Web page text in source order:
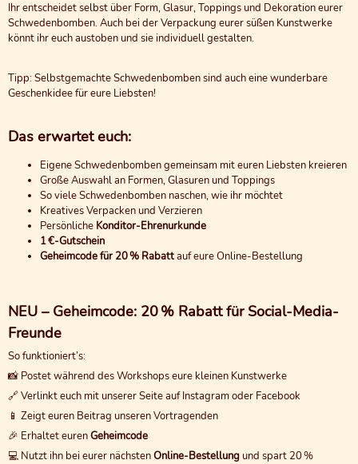
Ihr entscheidet selbst über Form, Glasur, Toppings und Dekoration eurer
Schwedenbomben. Auch bei der Verpackung eurer süßen Kunstwerke
könnt ihr euch austoben und sie individuell gestalten.
Tipp: Selbstgemachte Schwedenbomben sind auch eine wunderbare
Geschenkidee für eure Liebsten!
Das erwartet euch:
Eigene Schwedenbomben gemeinsam mit euren Liebsten kreieren
Große Auswahl an Formen, Glasuren und Toppings
So viele Schwedenbomben naschen, wie ihr möchtet
Kreatives Verpacken und Verzieren
Persönliche Konditor-Ehrenurkunde
1 €-Gutschein
Geheimcode für 20 % Rabattauf eure Online-Bestellung
NEU – Geheimcode: 20 % Rabatt für Social-Media-
Freunde
So funktioniert’s:
📸 Postet während des Workshops eure kleinen Kunstwerke
🔗 Verlinkt euch mit unserer Seite auf Instagram oder Facebook
📱 Zeigt euren Beitrag unseren Vortragenden
🎉 Erhaltet eurenGeheimcode
💻 Nutzt ihn bei eurer nächstenOnline-Bestellung und spart 20 %